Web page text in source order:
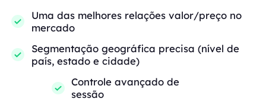
Uma das melhores relações valor/preço no
mercado
Segmentação geográfica precisa (nível de
país, estado e cidade)
Controle avançado de
sessão